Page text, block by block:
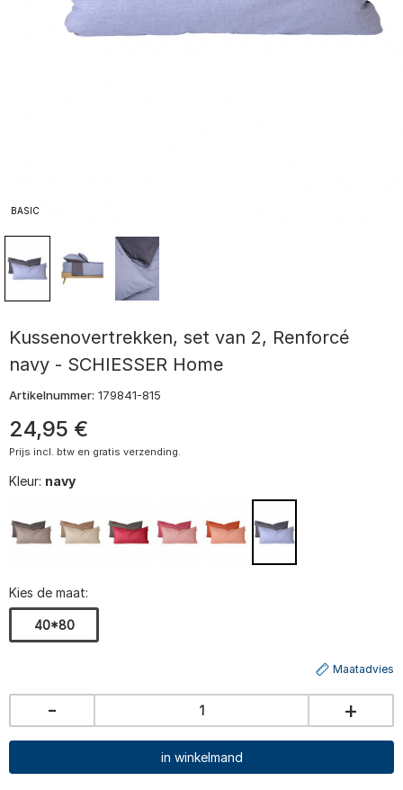
BASIC
Kussenovertrekken, set van 2, Renforcé
navy - SCHIESSER Home
Artikelnummer: 179841-815
24,95 €
Prijs incl. btw en gratis verzending.
Kleur: navy
Kies de maat:
40*80
Maatadvies
- +
in winkelmand